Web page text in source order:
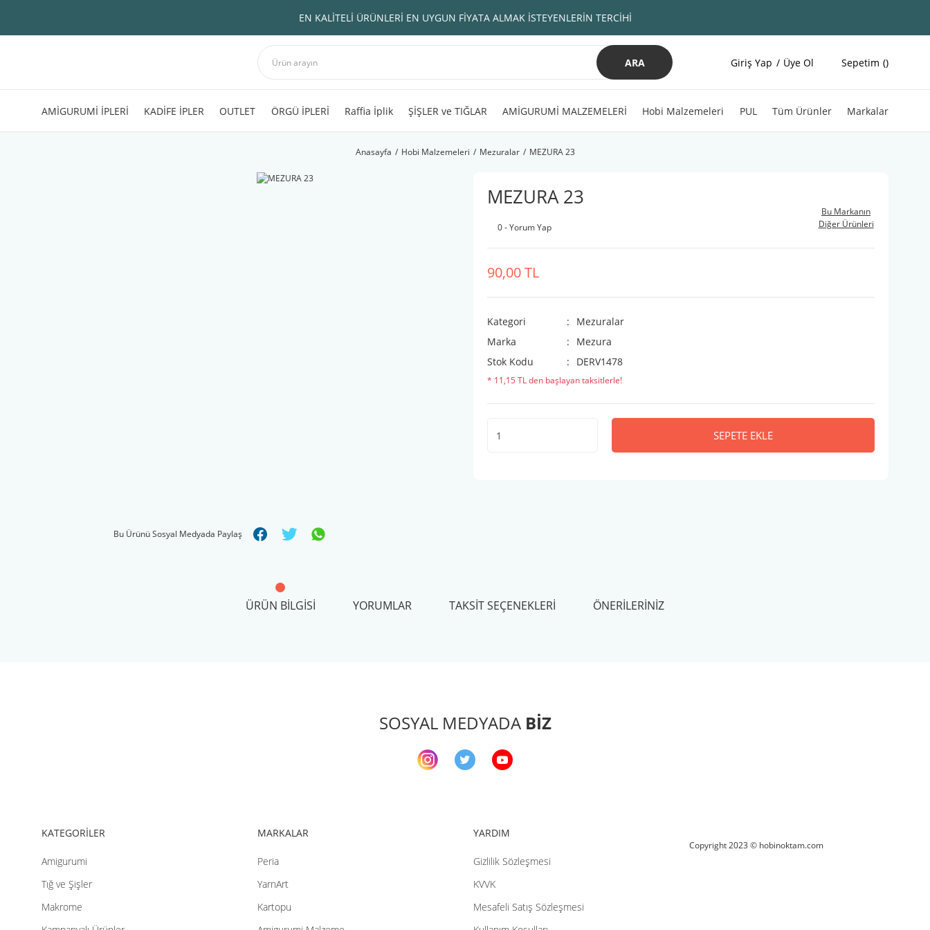
EN KALİTELİ ÜRÜNLERİ EN UYGUN FİYATA ALMAK İSTEYENLERİN TERCİHİ
ARA Giriş Yap Üye Ol Sepetim
AMİGURUMİ İPLERİ KADİFE İPLER OUTLET ÖRGÜ İPLERİ Raffia İplik ŞİŞLER ve TIĞLAR AMİGURUMİ MALZEMELERİ Hobi Malzemeleri PUL Tüm Ürünler Markalar
Anasayfa Hobi Malzemeleri Mezuralar MEZURA 23
Bu Ürünü Sosyal Medyada Paylaş
MEZURA 23
0 - Yorum Yap
Bu Markanın
Diğer Ürünleri
90,00 TL
Kategori
Mezuralar
Marka
Mezura
Stok Kodu
DERV1478
* 11,15 TL den başlayan taksitlerle!
SEPETE EKLE
ÜRÜN BILGISI YORUMLAR TAKSIT SEÇENEKLERI ÖNERILERINIZ
Gönder
SOSYAL MEDYADA BİZ
KATEGORİLER
Amigurumi
Tığ ve Şişler
Makrome
MARKALAR
Peria
YarnArt
Kartopu
YARDIM
Gizlilik Sözleşmesi
KVVK
Mesafeli Satış Sözleşmesi
Copyright 2023 © hobinoktam.com